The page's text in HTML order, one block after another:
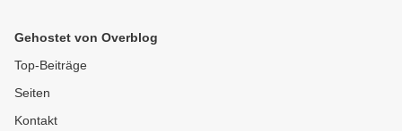
Gehostet von Overblog
Top-Beiträge
Seiten
Kontakt